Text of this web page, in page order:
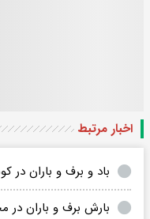
اخبار مرتبط
باد و برف و باران در